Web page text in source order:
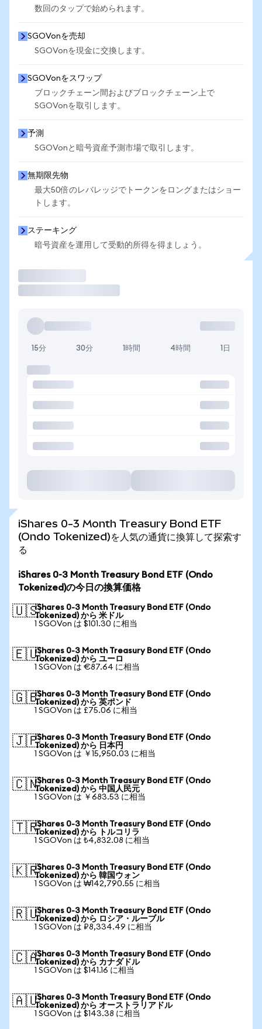
数回のタップで始められます。
SGOVonを売却
SGOVonを現金に交換します。
SGOVonをスワップ
ブロックチェーン間およびブロックチェーン上で
SGOVonを取引します。
予測
SGOVonと暗号資産予測市場で取引します。
無期限先物
最大50倍のレバレッジでトークンをロングまたはショー
トします。
ステーキング
暗号資産を運用して受動的所得を得ましょう。
15分 30分 1時間 4時間 1日
iShares 0-3 Month Treasury Bond ETF
(Ondo Tokenized)を人気の通貨に換算して探索す
る
iShares 0-3 Month Treasury Bond ETF (Ondo
Tokenized)の今日の換算価格
🇺🇸iShares 0-3 Month Treasury Bond ETF (Ondo
Tokenized) から 米ドル
1 SGOVon は $101.30 に相当
🇪🇺iShares 0-3 Month Treasury Bond ETF (Ondo
Tokenized) から ユーロ
1 SGOVon は €87.64 に相当
🇬🇧iShares 0-3 Month Treasury Bond ETF (Ondo
Tokenized) から 英ポンド
1 SGOVon は £75.06 に相当
🇯🇵iShares 0-3 Month Treasury Bond ETF (Ondo
Tokenized) から 日本円
1 SGOVon は ￥15,950.03 に相当
🇨🇳iShares 0-3 Month Treasury Bond ETF (Ondo
Tokenized) から 中国人民元
1 SGOVon は ￥683.53 に相当
🇹🇷iShares 0-3 Month Treasury Bond ETF (Ondo
Tokenized) から トルコリラ
1 SGOVon は ₺4,832.08 に相当
🇰🇷iShares 0-3 Month Treasury Bond ETF (Ondo
Tokenized) から 韓国ウォン
1 SGOVon は ₩142,790.55 に相当
🇷🇺iShares 0-3 Month Treasury Bond ETF (Ondo
Tokenized) から ロシア・ルーブル
1 SGOVon は ₽8,334.49 に相当
🇨🇦iShares 0-3 Month Treasury Bond ETF (Ondo
Tokenized) から カナダドル
1 SGOVon は $141.16 に相当
🇦🇺iShares 0-3 Month Treasury Bond ETF (Ondo
Tokenized) から オーストラリアドル
1 SGOVon は $143.38 に相当